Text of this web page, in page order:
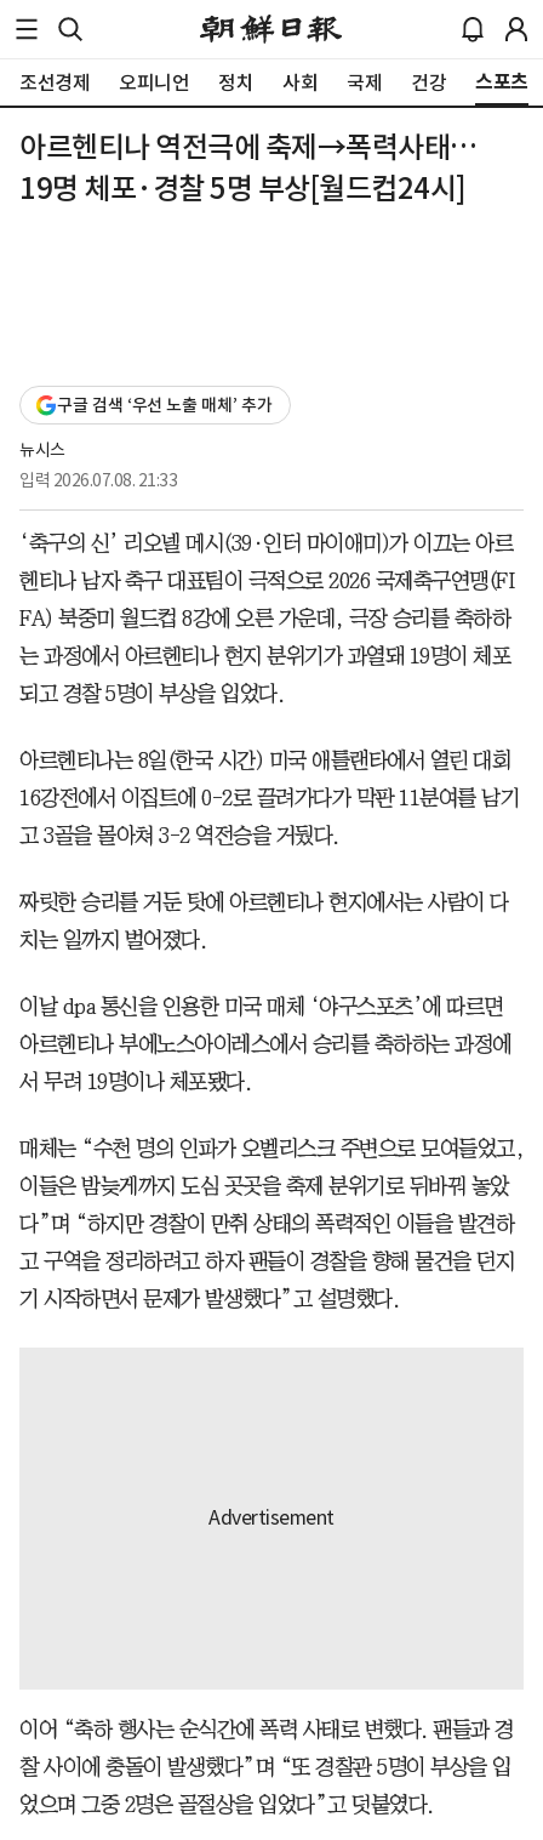
조선경제 오피니언 정치 사회 국제 건강 스포츠
아르헨티나 역전극에 축제→폭력사태…
19명 체포·경찰 5명 부상[월드컵24시]
구글 검색 ‘우선 노출 매체’ 추가
뉴시스
입력 2026.07.08. 21:33
‘축구의 신’ 리오넬 메시(39·인터 마이애미)가 이끄는 아르
헨티나 남자 축구 대표팀이 극적으로 2026 국제축구연맹(FI
FA) 북중미 월드컵 8강에 오른 가운데, 극장 승리를 축하하
는 과정에서 아르헨티나 현지 분위기가 과열돼 19명이 체포
되고 경찰 5명이 부상을 입었다.
아르헨티나는 8일(한국 시간) 미국 애틀랜타에서 열린 대회
16강전에서 이집트에 0-2로 끌려가다가 막판 11분여를 남기
고 3골을 몰아쳐 3-2 역전승을 거뒀다.
짜릿한 승리를 거둔 탓에 아르헨티나 현지에서는 사람이 다
치는 일까지 벌어졌다.
이날 dpa 통신을 인용한 미국 매체 ‘야구스포츠’에 따르면
아르헨티나 부에노스아이레스에서 승리를 축하하는 과정에
서 무려 19명이나 체포됐다.
매체는 “수천 명의 인파가 오벨리스크 주변으로 모여들었고,
이들은 밤늦게까지 도심 곳곳을 축제 분위기로 뒤바꿔 놓았
다”며 “하지만 경찰이 만취 상태의 폭력적인 이들을 발견하
고 구역을 정리하려고 하자 팬들이 경찰을 향해 물건을 던지
기 시작하면서 문제가 발생했다”고 설명했다.
이어 “축하 행사는 순식간에 폭력 사태로 변했다. 팬들과 경
찰 사이에 충돌이 발생했다”며 “또 경찰관 5명이 부상을 입
었으며 그중 2명은 골절상을 입었다”고 덧붙였다.